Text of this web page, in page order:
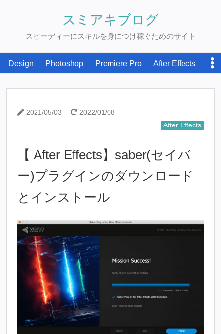
スミアキブログ
スピーディーにスキルを身につけ稼ぐためのサイト
Design Photoshop Premiere Pro After Effects
2021/05/03
2022/01/08
After Effects
【 After Effects】saber(セイバ
ー)プラグインのダウンロード
とインストール